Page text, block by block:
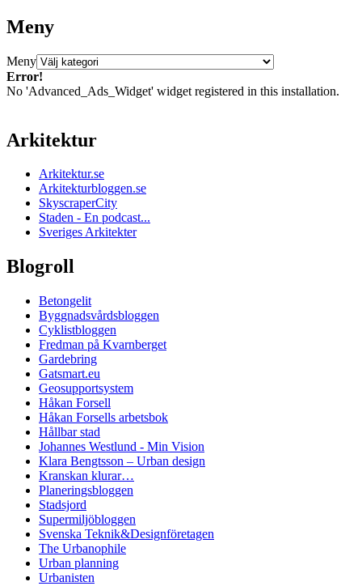
Meny
Meny
Error!
No 'Advanced_Ads_Widget' widget registered in this installation.
Arkitektur
Arkitektur.se
Arkitekturbloggen.se
SkyscraperCity
Staden - En podcast...
Sveriges Arkitekter
Blogroll
Betongelit
Byggnadsvårdsbloggen
Cyklistbloggen
Fredman på Kvarnberget
Gardebring
Gatsmart.eu
Geosupportsystem
Håkan Forsell
Håkan Forsells arbetsbok
Hållbar stad
Johannes Westlund - Min Vision
Klara Bengtsson – Urban design
Kranskan klurar…
Planeringsbloggen
Stadsjord
Supermiljöbloggen
Svenska Teknik&Designföretagen
The Urbanophile
Urban planning
Urbanisten